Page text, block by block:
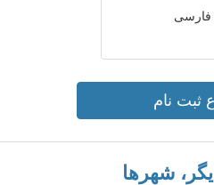
فارسی
ثبت نام
شهرها